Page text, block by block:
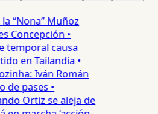
“Nona” Muñoz
Concepción •
temporal causa
en Tailandia •
Iván Román
pases •
Ortiz se aleja de